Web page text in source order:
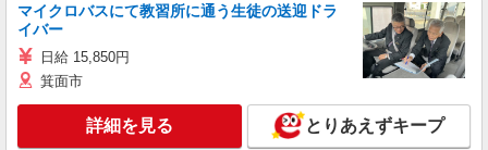
マイクロバスにて教習所に通う生徒の送迎ドラ
イバー
日給 15,850円
箕面市
詳細を見る とりあえずキープ